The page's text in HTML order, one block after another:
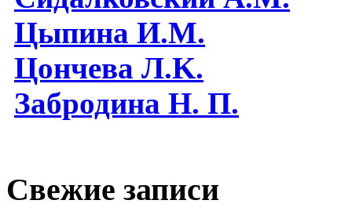
Цыпина И.М.
Цончева Л.K.
Забродина Н. П.
Свежие записи